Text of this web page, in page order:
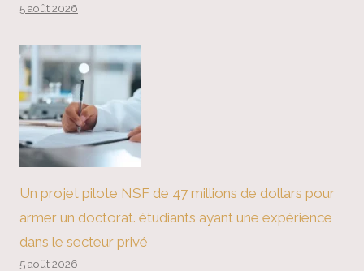
5 août 2026
Un projet pilote NSF de 47 millions de dollars pour
armer un doctorat. étudiants ayant une expérience
dans le secteur privé
5 août 2026